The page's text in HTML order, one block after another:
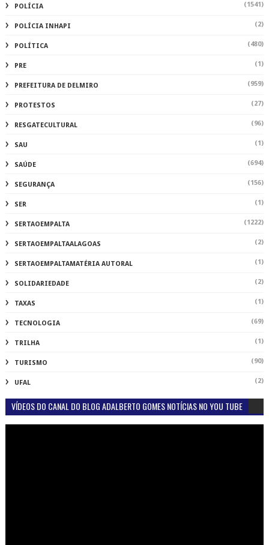
POLÍCIA (1541)
POLÍCIA INHAPI (2)
POLÍTICA (480)
PRE (1)
PREFEITURA DE DELMIRO (959)
PROTESTOS (27)
RESGATECULTURAL (96)
SAU (1)
SAÚDE (694)
SEGURANÇA (156)
SER (1)
SERTAOEMPALTA (1222)
SERTAOEMPALTAALAGOAS (2)
SERTAOEMPALTAMATÉRIA AUTORAL (1)
SOLIDARIEDADE (2)
TAXAS (1)
TECNOLOGIA (69)
TRILHA (1)
TURISMO (90)
UFAL (2)
VÍDEOS DO CANAL DO BLOG ADALBERTO GOMES NOTÍCIAS NO YOU TUBE